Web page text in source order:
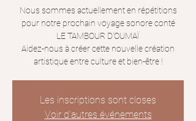
Nous sommes actuellement en répétitions
pour notre prochain voyage sonore conté
LE TAMBOUR D'OUMAÏ
Aidez-nous à créer cette nouvelle création
artistique entre culture et bien-être !
Les inscriptions sont closes
Voir d'autres événements